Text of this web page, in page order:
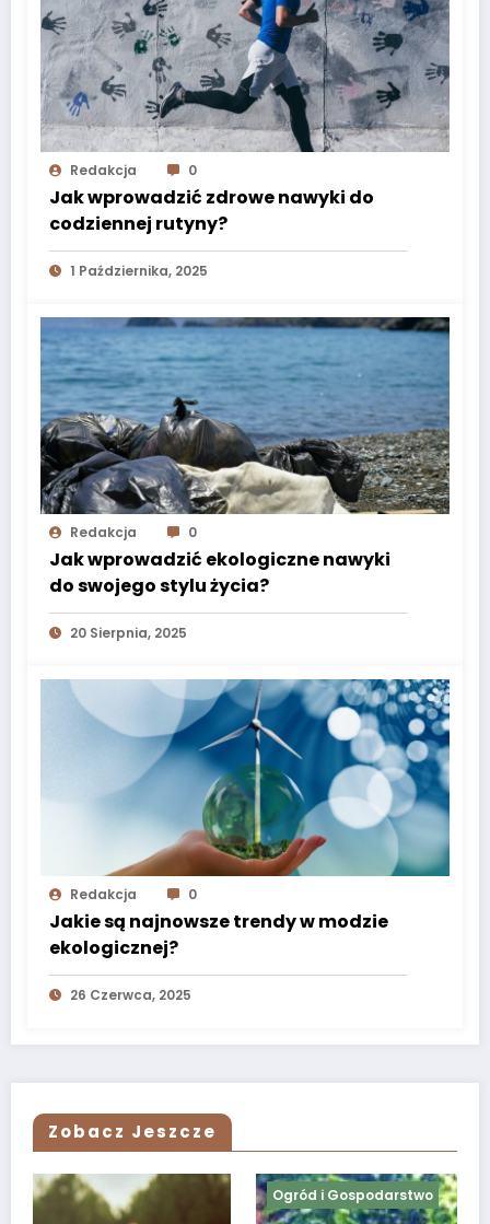
Redakcja 0
Jak wprowadzić zdrowe nawyki do
codziennej rutyny?
1 Października, 2025
Redakcja 0
Jak wprowadzić ekologiczne nawyki
do swojego stylu życia?
20 Sierpnia, 2025
Redakcja 0
Jakie są najnowsze trendy w modzie
ekologicznej?
26 Czerwca, 2025
Zobacz Jeszcze
Ogród i Gospodarstwo